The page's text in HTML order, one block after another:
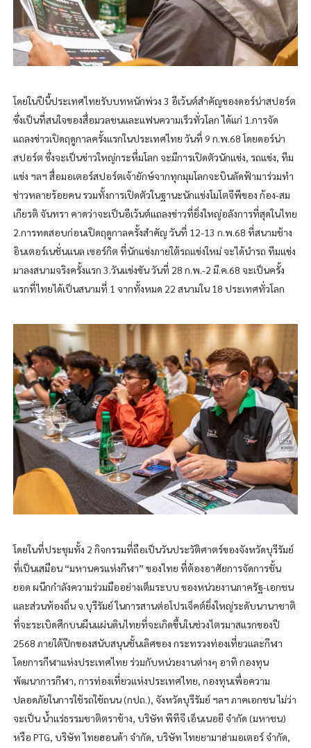
โดยในปีนี้ประเทศไทยรับบทหนักพ่วง 3 อีเว้นต์สำคัญของดอร์น่าสปอร์ต
ซึ่งเป็นที่สนใจของสื่อมวลชนและแฟนความเร็วทั่วโลก ได้แก่ 1.การจัด
แถลงข่าวเปิดฤดูกาลครั้งแรกในประเทศไทย วันที่ 9 ก.พ.68 โดยดอร์น่า
สปอร์ต ซึ่งจะเป็นข่าวใหญ่กระหึ่มโลก จะมีการเปิดตัวนักแข่ง, รถแข่ง, ทีม
แข่ง ฯลฯ สื่อมอเตอร์สปอร์ตเจ้ายักษ์จากทุกมุมโลกจะบินลัดฟ้ามาร่วมทำ
ข่าวหลายร้อยคน รวมทั้งการเปิดตัวในฐานะนักแข่งโมโตจีพีของ ก้อง-สม
เกียรติ จันทรา คาดว่าจะเป็นอีเว้นต์แถลงข่าวที่ยิ่งใหญ่อลังการที่สุดในไทย
2.การทดสอบก่อนเปิดฤดูกาลครั้งสำคัญ วันที่ 12-13 ก.พ.68 ที่สนามช้าง
อินเตอร์เนชั่นแนล เซอร์กิต ที่นักแข่งภายใต้รถแข่งใหม่ จะได้นำรถ ทีมแข่ง
มาลงสนามจริงครั้งแรก 3.วันแข่งขัน วันที่ 28 ก.พ.-2 มี.ค.68 จะเป็นครั้ง
แรกที่ไทยได้เป็นสนามที่ 1 จากทั้งหมด 22 สนามใน 18 ประเทศทั่วโลก
โดยในที่ประชุมทั้ง 2 กิจกรรมที่ถือเป็นวันประวัติศาตร์ของจังหวัดบุรีรัมย์
ที่เป็นเสมือน “มหานครแห่งกีฬา” ของไทย ที่ต้องอาศัยการจัดการชั้น
ยอด ผนึกกำลังความร่วมมืออย่างเต็มระบบ ของหน่วยงานภาครัฐ-เอกชน
และส่วนท้องถิ่น จ.บุรีรัมย์ ในการสานต่อโปรเจ็คต์ยิ่งใหญ่ระดับนานาชาติ
ที่จะระเบิดศึกบนผืนแผ่นดินไทยที่จะเกิดขึ้นในช่วงไตรมาสแรกของปี
2568 ภายใต้ปีกของสนับสนุนชั้นเลิศของ กระทรวงท่องเที่ยวและกีฬา
โดยการกีฬาแห่งประเทศไทย ร่วมกับหน่วยงานต่างๆ อาทิ กองทุน
พัฒนาการกีฬา, การท่องเที่ยวแห่งประเทศไทย, กองทุนเพื่อความ
ปลอดภัยในการใช้รถใช้ถนน (กปถ.), จังหวัดบุรีรัมย์ ฯลฯ ภาคเอกชน ไม่ว่า
จะเป็น น้ำแร่ธรรมชาติตราช้าง, บริษัท พีทีจี เอ็นเนอยี จำกัด (มหาชน)
หรือ PTG, บริษัท ไทยฮอนด้า จำกัด, บริษัท ไทยยามาฮ่ามอเตอร์ จำกัด,